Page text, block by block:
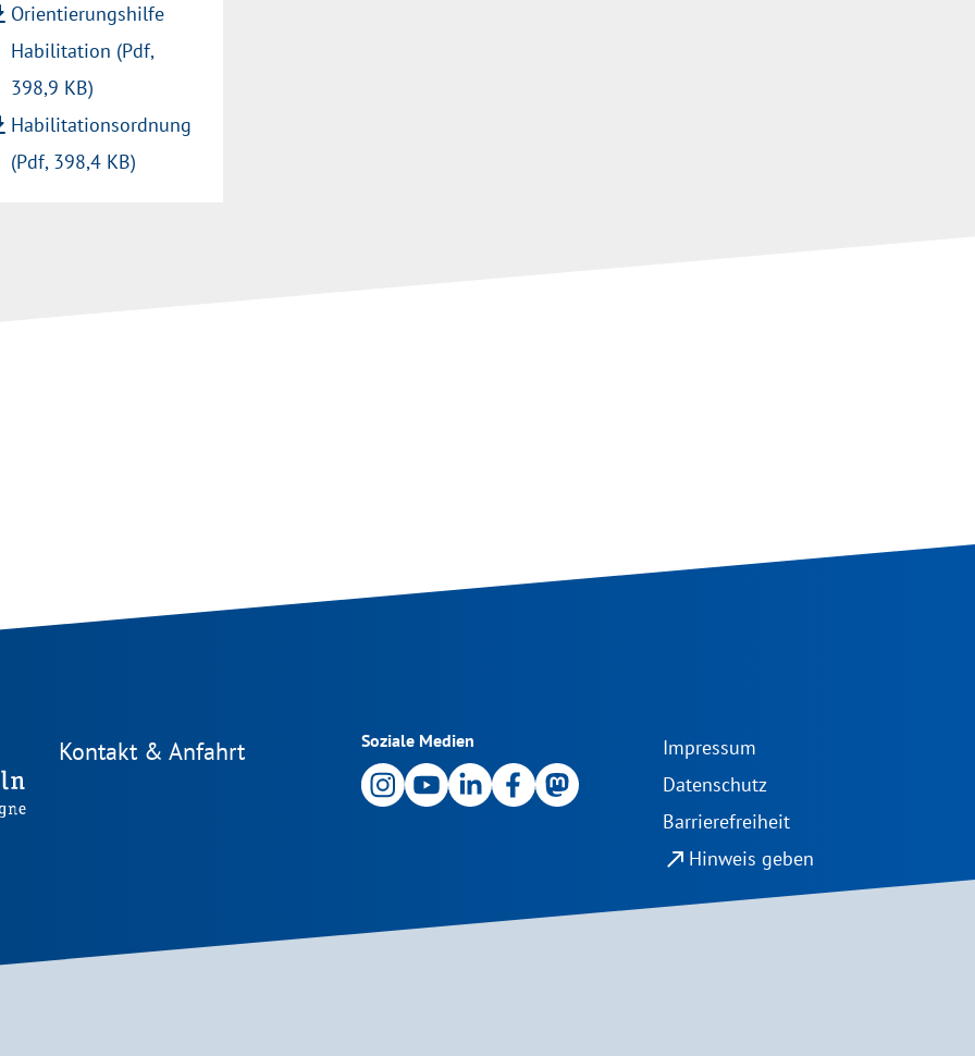
Orientierungshilfe
Habilitation (Pdf,
398,9 KB)
Habilitationsordnung
(Pdf, 398,4 KB)
Kontakt & Anfahrt Soziale Medien
Impressum
Datenschutz
Barrierefreiheit
north_east Hinweis geben